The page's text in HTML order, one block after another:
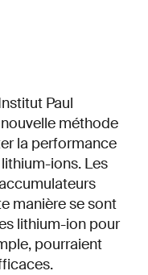
Paul
méthode
la performance
ions. Les
manière se sont
lithium-ion pour
pourraient